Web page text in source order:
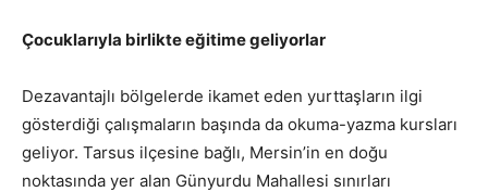
Çocuklarıyla birlikte eğitime geliyorlar
Dezavantajlı bölgelerde ikamet eden yurttaşların ilgi
gösterdiği çalışmaların başında da okuma-yazma kursları
geliyor. Tarsus ilçesine bağlı, Mersin’in en doğu
noktasında yer alan Günyurdu Mahallesi sınırları